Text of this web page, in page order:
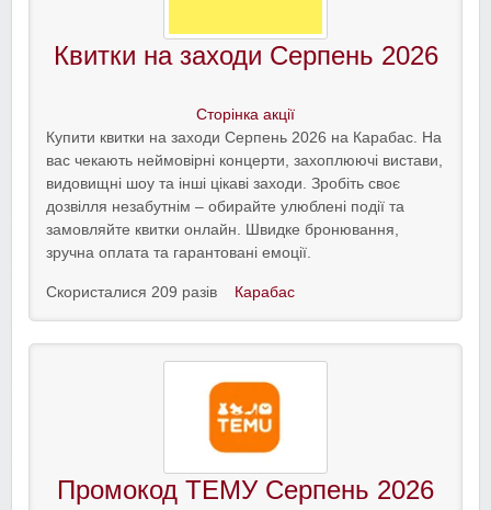
Квитки на заходи Серпень 2026
Сторінка акції
Купити квитки на заходи Серпень 2026 на Карабас. На
вас чекають неймовірні концерти, захоплюючі вистави,
видовищні шоу та інші цікаві заходи. Зробіть своє
дозвілля незабутнім – обирайте улюблені події та
замовляйте квитки онлайн. Швидке бронювання,
зручна оплата та гарантовані емоції.
Скористалися 209 разів Карабас
Промокод ТЕМУ Серпень 2026